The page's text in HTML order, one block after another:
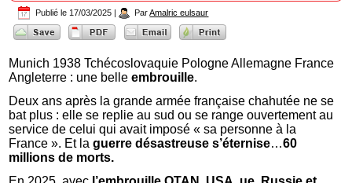
Publié le 17/03/2025 | Par Amalric eulsaur
Munich 1938 Tchécoslovaquie Pologne Allemagne France
Angleterre : une belleembrouille.
Deux ans après la grande armée française chahutée ne se
bat plus : elle se replie au sud ou se range ouvertement au
service de celui qui avait imposé « sa personne à la
France ». Et laguerre désastreuse s’éternise…60
millions de morts.